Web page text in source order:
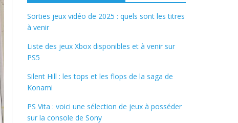
Sorties jeux vidéo de 2025 : quels sont les titres
à venir
Liste des jeux Xbox disponibles et à venir sur
PS5
Silent Hill : les tops et les flops de la saga de
Konami
PS Vita : voici une sélection de jeux à posséder
sur la console de Sony